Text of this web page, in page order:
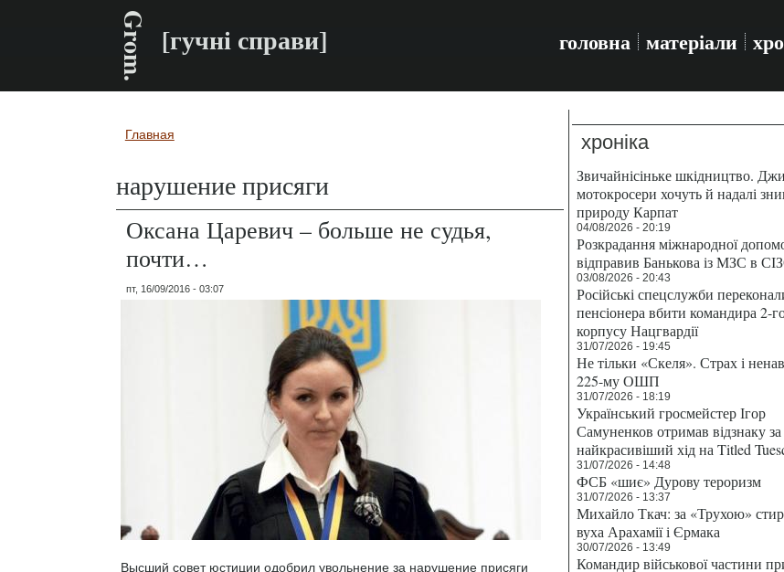
Grom. [гучні справи] головна матеріали
Вы здесь
Главная
нарушение присяги
Оксана Царевич – больше не судья,
почти…
пт, 16/09/2016 - 03:07
Высший совет юстиции одобрил увольнение за нарушение присяги
хроніка
Звичайнісіньке шкідництво.
мотокросери хочуть й надалі
природу Карпат
04/08/2026 - 20:19
Розкрадання міжнародної
відправив Банькова із МЗС в
03/08/2026 - 20:43
Російські спецслужби
пенсіонера вбити командира 2-
корпусу Нацгвардії
31/07/2026 - 19:45
Не тільки «Скеля». Страх і
225-му ОШП
31/07/2026 - 18:19
Український гросмейстер Ігор
Самуненков отримав відзнаку за
найкрасивіший хід на Titled
31/07/2026 - 14:48
ФСБ «шиє» Дурову тероризм
31/07/2026 - 13:37
Михайло Ткач: за «Трухою»
вуха Арахамії і Єрмака
30/07/2026 - 13:49
Командир військової частини